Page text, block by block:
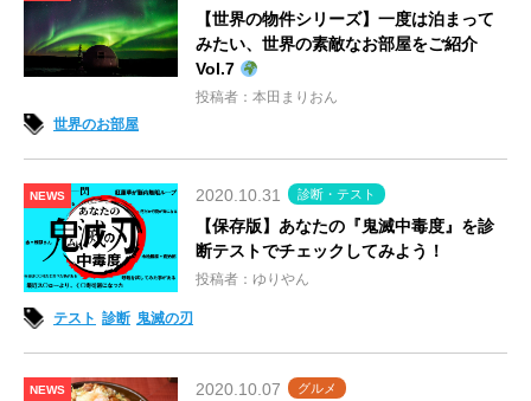
【世界の物件シリーズ】一度は泊まって
みたい、世界の素敵なお部屋をご紹介
Vol.7
投稿者：本田まりおん
世界のお部屋
NEWS 2020.10.31 診断・テスト
【保存版】あなたの『鬼滅中毒度』を診
断テストでチェックしてみよう！
投稿者：ゆりやん
テスト 診断 鬼滅の刃
NEWS 2020.10.07 グルメ